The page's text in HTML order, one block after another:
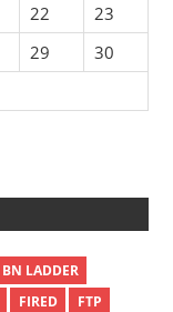
22
23
29
30
BN LADDER
FIRED
FTP